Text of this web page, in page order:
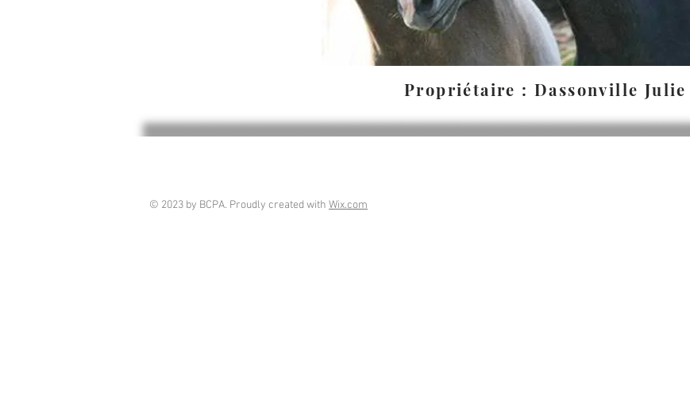
Propriétaire : Dassonville Julie
© 2023 by BCPA. Proudly created with Wix.com